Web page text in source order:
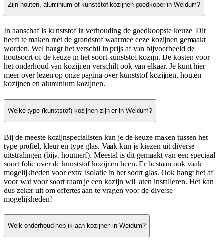
Zijn houten, aluminium of kunststof kozijnen goedkoper in Weidum?
In aanschaf is kunststof in verhouding de goedkoopste keuze. Dit
heeft te maken met de grondstof waarmee deze kozijnen gemaakt
worden. Wel hangt het verschil in prijs af van bijvoorbeeld de
houtsoort of de keuze in het soort kunststof kozijn. De kosten voor
het onderhoud van kozijnen verschilt ook van elkaar. Je kunt hier
meer over lezen op onze pagina over kunststof kozijnen, houten
kozijnen en aluminium kozijnen.
Welke type (kunststof) kozijnen zijn er in Weidum?
Bij de meeste kozijnspecialisten kun je de keuze maken tussen het
type profiel, kleur en type glas. Vaak kun je kiezen uit diverse
uitstralingen (bijv. houtnerf). Meestal is dit gemaakt van een speciaal
soort folie over de kunststof kozijnen heen. Er bestaan ook vaak
mogelijkheden voor extra isolatie in het soort glas. Ook hangt het af
voor wat voor soort raam je een kozijn wil laten installeren. Het kan
dus zeker uit om offertes aan te vragen voor de diverse
mogelijkheden!
Welk onderhoud heb ik aan kozijnen in Weidum?